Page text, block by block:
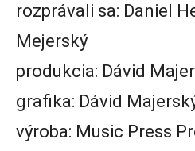
rozprávali sa: Daniel
Mejerský
produkcia: Dávid
grafika: Dávid
výroba: Music Press